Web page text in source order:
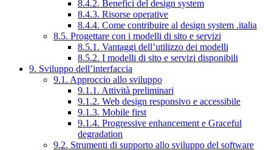
8.4.2. Benefici del design system
8.4.3. Risorse operative
8.4.4. Come contribuire al design system .italia
8.5. Progettare con i modelli di sito e servizi
8.5.1. Vantaggi dell’utilizzo dei modelli
8.5.2. I modelli di sito e servizi disponibili
9. Sviluppo dell’interfaccia
9.1. Approccio allo sviluppo
9.1.1. Attività preliminari
9.1.2. Web design responsivo e accessibile
9.1.3. Mobile first
9.1.4. Progressive enhancement e Graceful
degradation
9.2. Strumenti di supporto allo sviluppo del software